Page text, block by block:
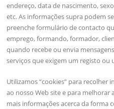
endereço, data de nascimento,
etc. As informações supra podem
preenche formulário de contacto
emprego, formando, formador,
quando recebe ou envia
serviços que exigem um registo ou
Utilizamos “cookies” para recolher
ao nosso Web site e para melhorar
mais informações acerca da forma